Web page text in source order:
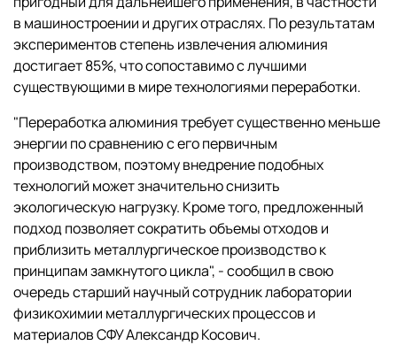
в машиностроении и других отраслях. По результатам
экспериментов степень извлечения алюминия
достигает 85%, что сопоставимо с лучшими
существующими в мире технологиями переработки.
"Переработка алюминия требует существенно меньше
энергии по сравнению с его первичным
производством, поэтому внедрение подобных
технологий может значительно снизить
экологическую нагрузку. Кроме того, предложенный
подход позволяет сократить объемы отходов и
приблизить металлургическое производство к
принципам замкнутого цикла", - сообщил в свою
очередь старший научный сотрудник лаборатории
физикохимии металлургических процессов и
материалов СФУ Александр Косович.